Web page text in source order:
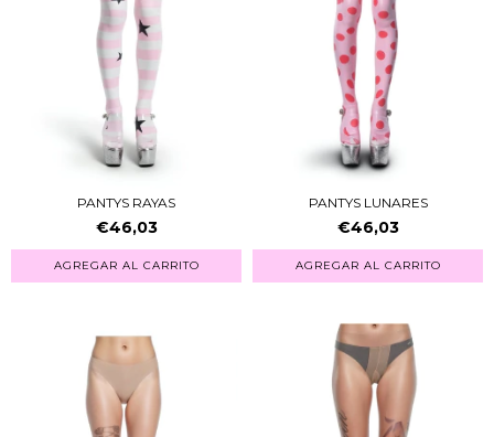
PANTYS RAYAS
€46,03
AGREGAR AL CARRITO
PANTYS LUNARES
€46,03
AGREGAR AL CARRITO